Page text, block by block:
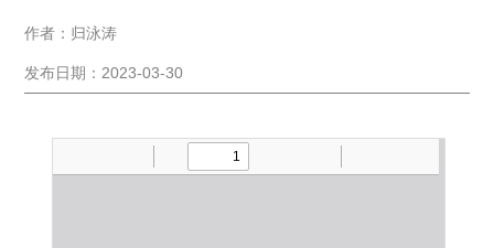
作者：归泳涛
发布日期：2023-03-30